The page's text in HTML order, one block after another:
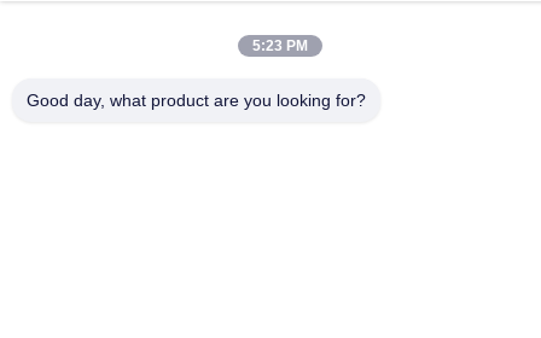
La Chine est bonne. Qualité le hme le papier filtre Le fournisseur.
2022-2026 Huizhou Longwangda Technology Co., Ltd. Tout. Les
droits sont réservés.
5:23 PM
Good day, what product are you looking for?